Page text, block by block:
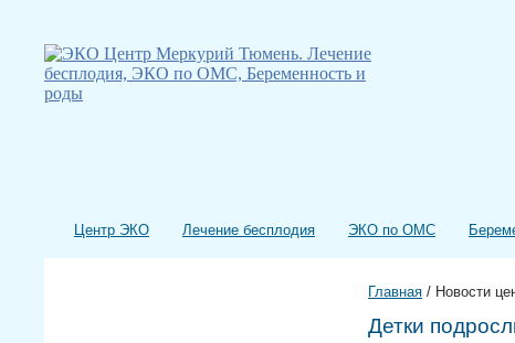
Центр ЭКО Лечение бесплодия ЭКО по ОМС
Главная / Новости
Детки